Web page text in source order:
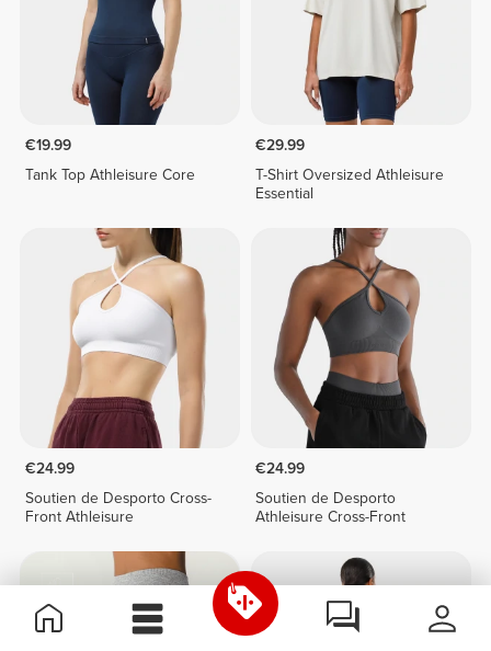
€19.99
Tank Top Athleisure Core
€29.99
T-Shirt Oversized Athleisure
Essential
€24.99
Soutien de Desporto Cross-
Front Athleisure
€24.99
Soutien de Desporto
Athleisure Cross-Front